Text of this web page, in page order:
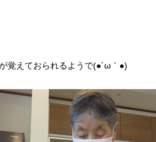
覚えておられるようで(●´ω｀●)